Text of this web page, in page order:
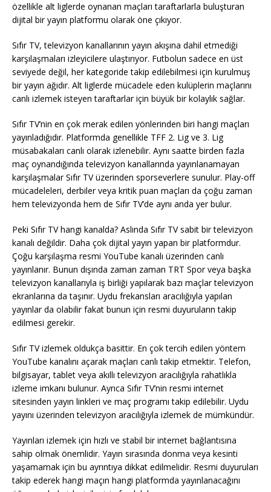
özellikle alt liglerde oynanan maçları taraftarlarla buluşturan
dijital bir yayın platformu olarak öne çıkıyor.
Sıfır TV, televizyon kanallarının yayın akışına dahil etmediği
karşılaşmaları izleyicilere ulaştırıyor. Futbolun sadece en üst
seviyede değil, her kategoride takip edilebilmesi için kurulmuş
bir yayın ağıdır. Alt liglerde mücadele eden kulüplerin maçlarını
canlı izlemek isteyen taraftarlar için büyük bir kolaylık sağlar.
Sıfır TV’nin en çok merak edilen yönlerinden biri hangi maçları
yayınladığıdır. Platformda genellikle TFF 2. Lig ve 3. Lig
müsabakaları canlı olarak izlenebilir. Aynı saatte birden fazla
maç oynandığında televizyon kanallarında yayınlanamayan
karşılaşmalar Sıfır TV üzerinden sporseverlere sunulur. Play-off
mücadeleleri, derbiler veya kritik puan maçları da çoğu zaman
hem televizyonda hem de Sıfır TV’de aynı anda yer bulur.
Peki Sıfır TV hangi kanalda? Aslında Sıfır TV sabit bir televizyon
kanalı değildir. Daha çok dijital yayın yapan bir platformdur.
Çoğu karşılaşma resmi YouTube kanalı üzerinden canlı
yayınlanır. Bunun dışında zaman zaman TRT Spor veya başka
televizyon kanallarıyla iş birliği yapılarak bazı maçlar televizyon
ekranlarına da taşınır. Uydu frekansları aracılığıyla yapılan
yayınlar da olabilir fakat bunun için resmi duyuruların takip
edilmesi gerekir.
Sıfır TV izlemek oldukça basittir. En çok tercih edilen yöntem
YouTube kanalını açarak maçları canlı takip etmektir. Telefon,
bilgisayar, tablet veya akıllı televizyon aracılığıyla rahatlıkla
izleme imkanı bulunur. Ayrıca Sıfır TV’nin resmi internet
sitesinden yayın linkleri ve maç programı takip edilebilir. Uydu
yayını üzerinden televizyon aracılığıyla izlemek de mümkündür.
Yayınları izlemek için hızlı ve stabil bir internet bağlantısına
sahip olmak önemlidir. Yayın sırasında donma veya kesinti
yaşamamak için bu ayrıntıya dikkat edilmelidir. Resmi duyuruları
takip ederek hangi maçın hangi platformda yayınlanacağını